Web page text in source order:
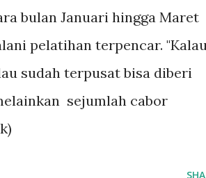
bulan Januari hingga Maret
pelatihan terpencar.
sudah terpusat bisa diberi
sejumlah cabor